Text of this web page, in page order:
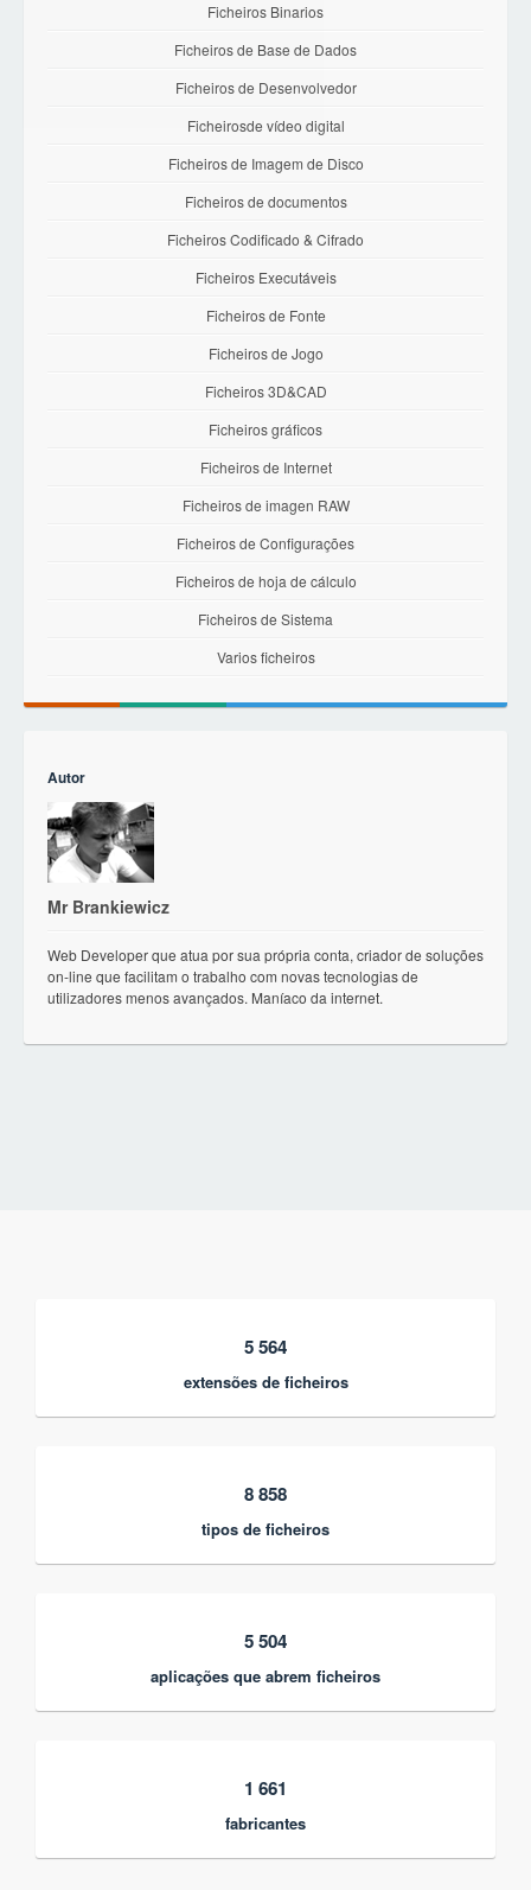
Ficheiros Binarios
Ficheiros de Base de Dados
Ficheiros de Desenvolvedor
Ficheirosde vídeo digital
Ficheiros de Imagem de Disco
Ficheiros de documentos
Ficheiros Codificado & Cifrado
Ficheiros Executáveis
Ficheiros de Fonte
Ficheiros de Jogo
Ficheiros 3D&CAD
Ficheiros gráficos
Ficheiros de Internet
Ficheiros de imagen RAW
Ficheiros de Configurações
Ficheiros de hoja de cálculo
Ficheiros de Sistema
Varios ficheiros
Autor
Mr Brankiewicz
Web Developer que atua por sua própria conta, criador de soluções
on-line que facilitam o trabalho com novas tecnologias de
utilizadores menos avançados. Maníaco da internet.
5 564
extensões de ficheiros
8 858
tipos de ficheiros
5 504
aplicações que abrem ficheiros
1 661
fabricantes